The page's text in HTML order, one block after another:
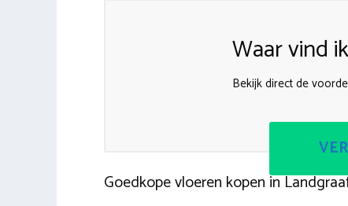
Waar vind
Bekijk direct de
Goedkope vloeren kopen in